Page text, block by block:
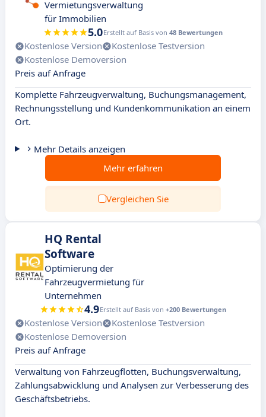
Vermietungsverwaltung
für Immobilien
5.0Erstellt auf Basis von 48 Bewertungen
Kostenlose Version
Kostenlose Testversion
Kostenlose Demoversion
Preis auf Anfrage
Komplette Fahrzeugverwaltung, Buchungsmanagement,
Rechnungsstellung und Kundenkommunikation an einem
Ort.
Mehr Details anzeigen
Mehr erfahren
Vergleichen Sie
HQ Rental
Software
Optimierung der
Fahrzeugvermietung für
Unternehmen
4.9Erstellt auf Basis von +200 Bewertungen
Kostenlose Version
Kostenlose Testversion
Kostenlose Demoversion
Preis auf Anfrage
Verwaltung von Fahrzeugflotten, Buchungsverwaltung,
Zahlungsabwicklung und Analysen zur Verbesserung des
Geschäftsbetriebs.